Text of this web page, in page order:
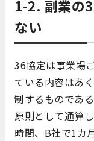
1-2. 副業の
ない
36協定は事業場
ている内容はあ
制するものであ
原則として通算
時間、B社で1カ